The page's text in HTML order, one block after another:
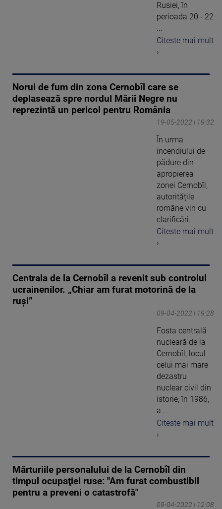
Rusiei, în
perioada 20 - 22
...
Citeste mai mult
›
Norul de fum din zona Cernobîl care se
deplasează spre nordul Mării Negre nu
reprezintă un pericol pentru România
19-05-2022 | 19:32
În urma
incendiului de
pădure din
apropierea
zonei Cernobîl,
autoritățile
române vin cu
clarificări.
Citeste mai mult
›
Centrala de la Cernobîl a revenit sub controlul
ucrainenilor. „Chiar am furat motorină de la
ruși”
09-04-2022 | 19:28
Fosta centrală
nucleară de la
Cernobîl, locul
celui mai mare
dezastru
nuclear civil din
istorie, în 1986,
a ...
Citeste mai mult
›
Mărturiile personalului de la Cernobîl din
timpul ocupaţiei ruse: "Am furat combustibil
pentru a preveni o catastrofă"
09-04-2022 | 12:08